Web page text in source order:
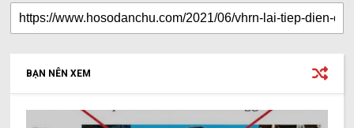
BẠN NÊN XEM